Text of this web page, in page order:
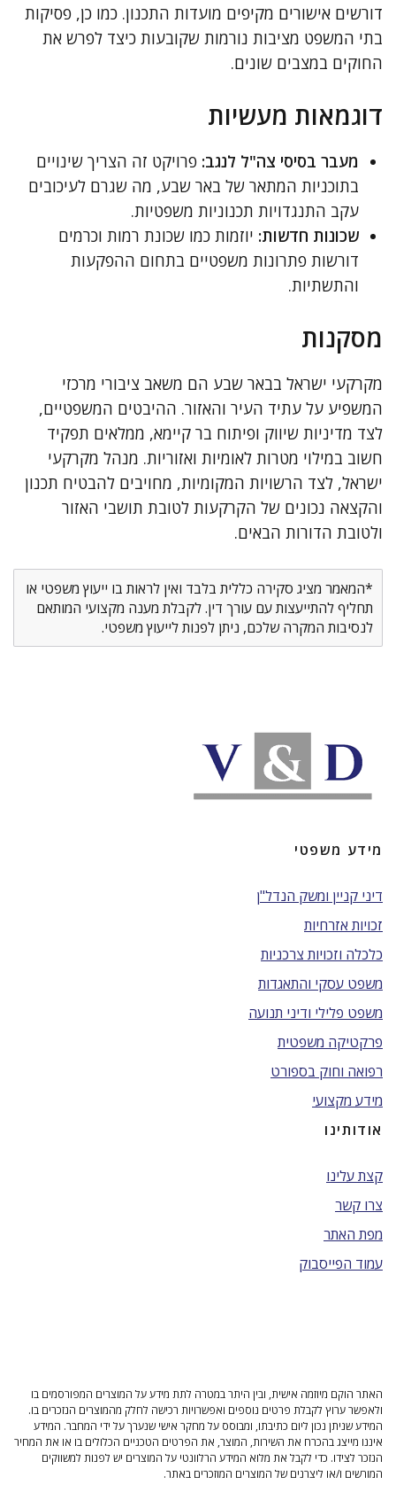
דורשים אישורים מקיפים מועדות התכנון. כמו כן, פסיקות
בתי המשפט מציבות נורמות שקובעות כיצד לפרש את
החוקים במצבים שונים.
דוגמאות מעשיות
מעבר בסיסי צה"ל לנגב: פרויקט זה הצריך שינויים
בתוכניות המתאר של באר שבע, מה שגרם לעיכובים
עקב התנגדויות תכנוניות משפטיות.
שכונות חדשות: יוזמות כמו שכונת רמות וכרמים
דורשות פתרונות משפטיים בתחום ההפקעות
והתשתיות.
מסקנות
מקרקעי ישראל בבאר שבע הם משאב ציבורי מרכזי
המשפיע על עתיד העיר והאזור. ההיבטים המשפטיים,
לצד מדיניות שיווק ופיתוח בר קיימא, ממלאים תפקיד
חשוב במילוי מטרות לאומיות ואזוריות. מנהל מקרקעי
ישראל, לצד הרשויות המקומיות, מחויבים להבטיח תכנון
והקצאה נכונים של הקרקעות לטובת תושבי האזור
ולטובת הדורות הבאים.
*המאמר מציג סקירה כללית בלבד ואין לראות בו ייעוץ משפטי או
תחליף להתייעצות עם עורך דין. לקבלת מענה מקצועי המותאם
לנסיבות המקרה שלכם, ניתן לפנות לייעוץ משפטי.
מידע משפטי
דיני קניין ומשק הנדל"ן
זכויות אזרחיות
כלכלה וזכויות צרכניות
משפט עסקי והתאגדות
משפט פלילי ודיני תנועה
פרקטיקה משפטית
רפואה וחוק בספורט
מידע מקצועי
אודותינו
קצת עלינו
צרו קשר
מפת האתר
עמוד הפייסבוק
האתר הוקם מיוזמה אישית, ובין היתר במטרה לתת מידע על המוצרים המפורסמים בו
ולאפשר ערוץ לקבלת פרטים נוספים ואפשרויות רכישה לחלק מהמוצרים הנזכרים בו.
המידע שניתן נכון ליום כתיבתו, ומבוסס על מחקר אישי שנערך על ידי המחבר. המידע
איננו מייצג בהכרח את השירות, המוצר, את הפרטים הטכניים הכלולים בו או את המחיר
הנזכר לצידו. כדי לקבל את מלוא המידע הרלוונטי על המוצרים יש לפנות למשווקים
המורשים ו/או ליצרנים של המוצרים המוזכרים באתר.